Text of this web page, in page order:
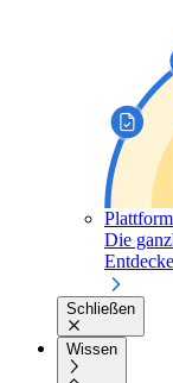
Die
Schließen
Wissen